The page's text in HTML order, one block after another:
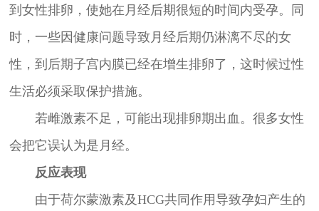
到女性排卵，使她在月经后期很短的时间内受孕。同
时，一些因健康问题导致月经后期仍淋漓不尽的女
性，到后期子宫内膜已经在增生排卵了，这时候过性
生活必须采取保护措施。
若雌激素不足，可能出现排卵期出血。很多女性
会把它误认为是月经。
反应表现
由于荷尔蒙激素及HCG共同作用导致孕妇产生的